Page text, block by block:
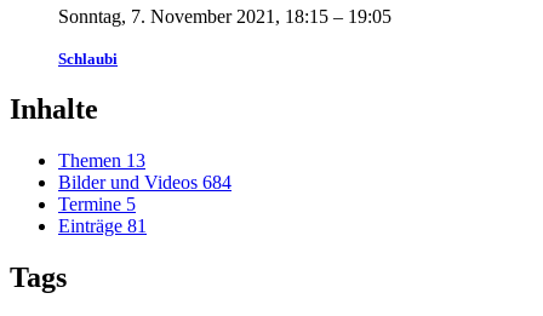
Sonntag, 7. November 2021, 18:15 – 19:05
Schlaubi
Inhalte
Themen 13
Bilder und Videos 684
Termine 5
Einträge 81
Tags